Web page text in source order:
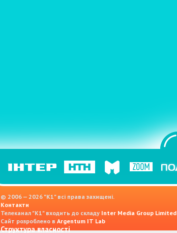
© 2006 — 2026 "K1" всі права захищені.
Контакти
Телеканал "К1" входить до складу Inter Media Group Limited
Сайт розроблено в Argentum IT Lab
Структура власності